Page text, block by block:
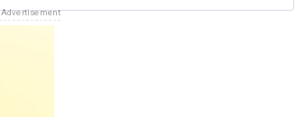
Advertisement